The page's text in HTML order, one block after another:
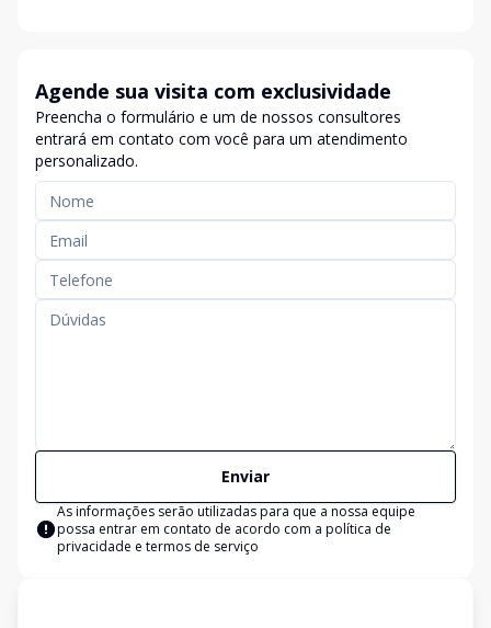
Agende sua visita com exclusividade
Preencha o formulário e um de nossos consultores
entrará em contato com você para um atendimento
personalizado.
Enviar
As informações serão utilizadas para que a nossa equipe
possa entrar em contato de acordo com a política de
privacidade e termos de serviço